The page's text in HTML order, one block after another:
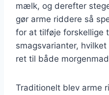
mælk, og derefter
gør arme riddere så
for at tilføje forskellige
smagsvarianter,
ret til både
Traditionelt blev arme